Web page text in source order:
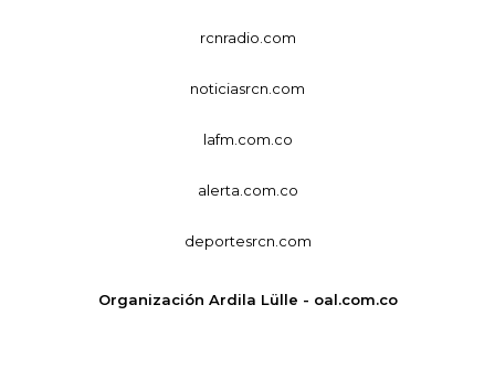
rcnradio.com
noticiasrcn.com
lafm.com.co
alerta.com.co
deportesrcn.com
Organización Ardila Lülle - oal.com.co